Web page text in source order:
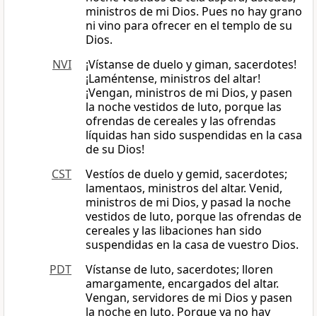
ministros de mi Dios. Pues no hay grano
ni vino para ofrecer en el templo de su
Dios.
NVI
¡Vístanse de duelo y giman, sacerdotes!
¡Laméntense, ministros del altar!
¡Vengan, ministros de mi Dios, y pasen
la noche vestidos de luto, porque las
ofrendas de cereales y las ofrendas
líquidas han sido suspendidas en la casa
de su Dios!
CST
Vestíos de duelo y gemid, sacerdotes;
lamentaos, ministros del altar. Venid,
ministros de mi Dios, y pasad la noche
vestidos de luto, porque las ofrendas de
cereales y las libaciones han sido
suspendidas en la casa de vuestro Dios.
PDT
Vístanse de luto, sacerdotes; lloren
amargamente, encargados del altar.
Vengan, servidores de mi Dios y pasen
la noche en luto. Porque ya no hay